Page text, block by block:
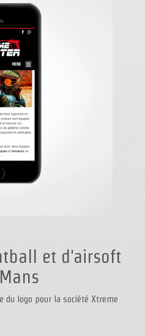
et d'airsoft
du logo pour la société Xtreme